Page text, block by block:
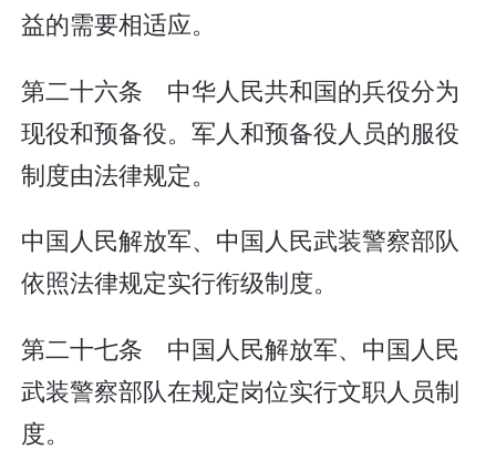
益的需要相适应。
第二十六条 中华人民共和国的兵役分为
现役和预备役。军人和预备役人员的服役
制度由法律规定。
中国人民解放军、中国人民武装警察部队
依照法律规定实行衔级制度。
第二十七条 中国人民解放军、中国人民
武装警察部队在规定岗位实行文职人员制
度。